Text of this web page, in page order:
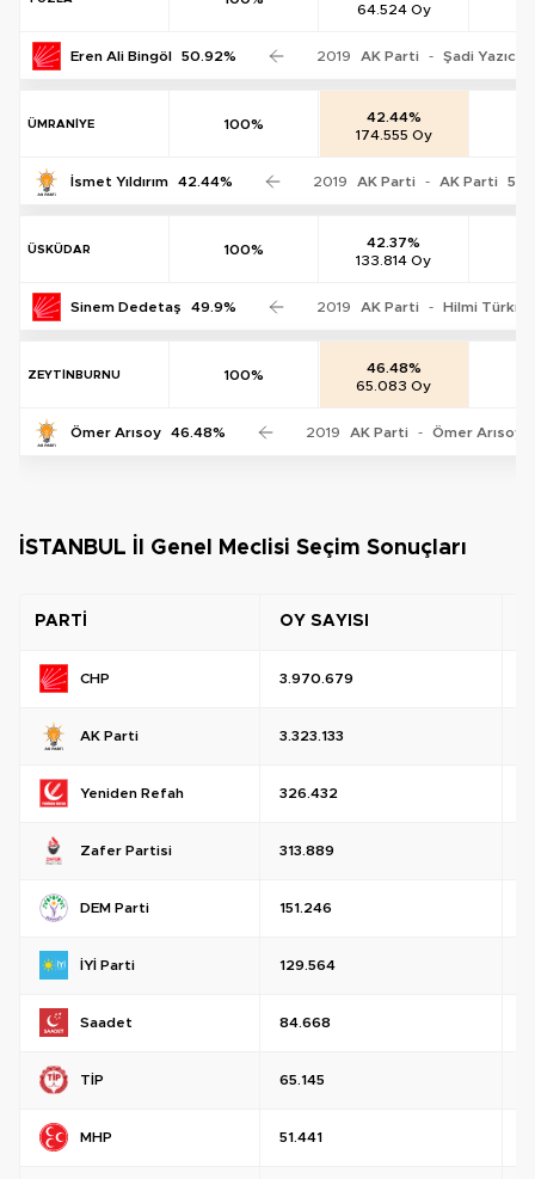
64.524 Oy
Eren Ali Bingöl 50.92% 2019 AK Parti - Şadi Yazıcı
ÜMRANİYE 100%
42.44%
174.555 Oy
İsmet Yıldırım 42.44% 2019 AK Parti - AK Parti
ÜSKÜDAR 100%
42.37%
133.814 Oy
Sinem Dedetaş 49.9% 2019 AK Parti - Hilmi
ZEYTİNBURNU 100%
46.48%
65.083 Oy
Ömer Arısoy 46.48% 2019 AK Parti - Ömer Arısoy
İSTANBUL İl Genel Meclisi Seçim Sonuçları
PARTİ OY SAYISI
CHP 3.970.679
AK Parti 3.323.133
Yeniden Refah 326.432
Zafer Partisi 313.889
DEM Parti 151.246
İYİ Parti 129.564
Saadet 84.668
TİP 65.145
MHP 51.441